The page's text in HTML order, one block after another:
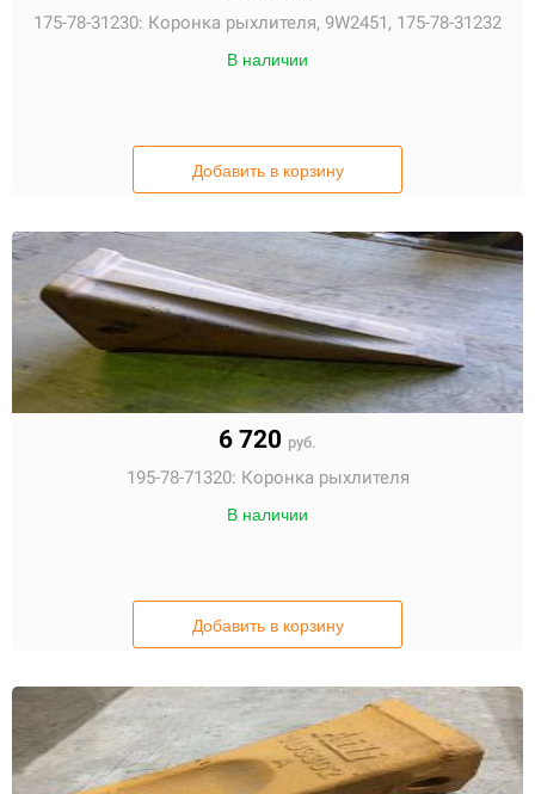
175-78-31230: Коронка рыхлителя, 9W2451, 175-78-31232
В наличии
Добавить в корзину
6 720 руб.
195-78-71320: Коронка рыхлителя
В наличии
Добавить в корзину